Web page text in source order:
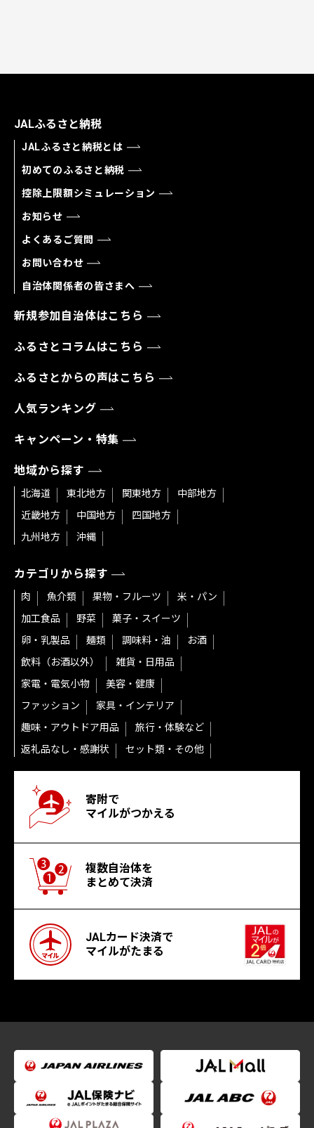
JALふるさと納税
JALふるさと納税とは
初めてのふるさと納税
控除上限額シミュレーション
お知らせ
よくあるご質問
お問い合わせ
自治体関係者の皆さまへ
新規参加自治体はこちら
ふるさとコラムはこちら
ふるさとからの声はこちら
人気ランキング
キャンペーン・特集
地域から探す
北海道 東北地方 関東地方
中部地方
近畿地方
中国地方
四国地方
九州地方
沖縄
カテゴリから探す
肉 魚介類 果物・フルーツ
米・パン
加工食品
野菜
菓子・スイーツ
卵・乳製品
麺類 調味料・油
お酒
飲料（お酒以外）
雑貨・日用品
家電・電気小物
美容・健康
ファッション
家具・インテリア
趣味・アウトドア用品
旅行・体験など
返礼品なし・感謝状
セット類・その他
寄附で
マイルがつかえる
複数自治体を
まとめて決済
JALカード決済で
マイルがたまる